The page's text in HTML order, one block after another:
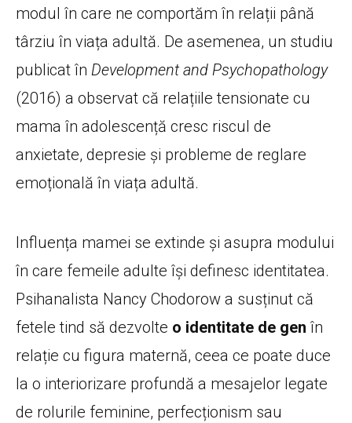
modul în care ne comportăm în relații până
târziu în viața adultă. De asemenea, un studiu
publicat în Development and Psychopathology
(2016) a observat că relațiile tensionate cu
mama în adolescență cresc riscul de
anxietate, depresie și probleme de reglare
emoțională în viața adultă.
Influența mamei se extinde și asupra modului
în care femeile adulte își definesc identitatea.
Psihanalista Nancy Chodorow a susținut că
fetele tind să dezvolte o identitate de gen în
relație cu figura maternă, ceea ce poate duce
la o interiorizare profundă a mesajelor legate
de rolurile feminine, perfecționism sau